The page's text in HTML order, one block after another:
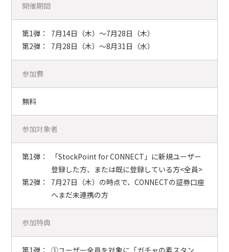
開催期間
第1弾：
7月14日（木）～7月28日（木）
第2弾：
7月28日（木）～8月31日（水）
参加費
無料
参加対象者
第1弾：
「StockPoint for CONNECT」に新規ユーザー
登録した方、または既に登録している方<全員>
第2弾：
7月27日（木）の時点で、CONNECTの証券口座
へまだ未連携の方
参加特典